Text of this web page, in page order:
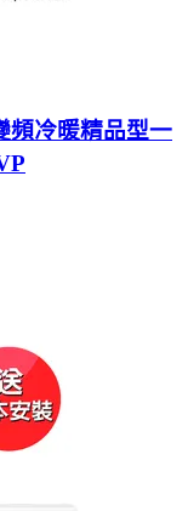
頻冷暖精品型一